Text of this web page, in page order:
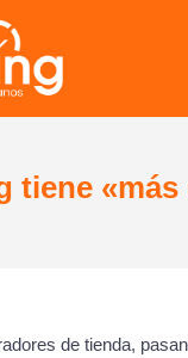
tiene
de tienda,